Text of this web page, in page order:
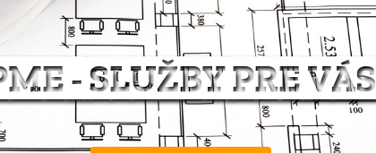
- SLUŽBY PRE VÁS